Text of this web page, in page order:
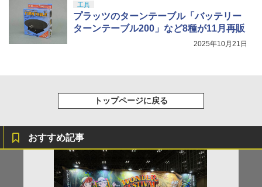
工具
プラッツのターンテーブル「バッテリー
ターンテーブル200」など8種が11月再販
2025年10月21日
トップページに戻る
おすすめ記事